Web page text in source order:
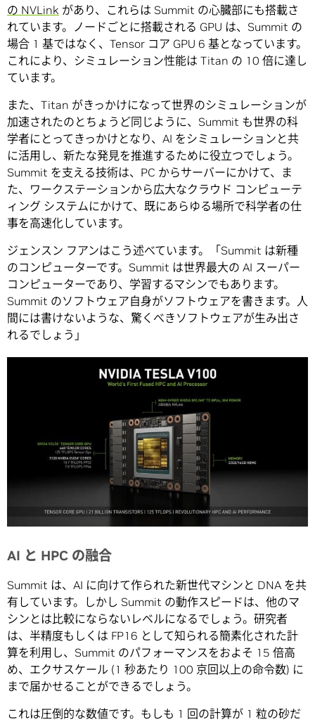
の NVLink があり、これらは Summit の心臓部にも搭載さ
れています。ノードごとに搭載される GPU は、Summit の
場合 1 基ではなく、Tensor コア GPU 6 基となっています。
これにより、シミュレーション性能は Titan の 10 倍に達し
ています。
また、Titan がきっかけになって世界のシミュレーションが
加速されたのとちょうど同じように、Summit も世界の科
学者にとってきっかけとなり、AI をシミュレーションと共
に活用し、新たな発見を推進するために役立つでしょう。
Summit を支える技術は、PC からサーバーにかけて、ま
た、ワークステーションから広大なクラウド コンピューテ
ィング システムにかけて、既にあらゆる場所で科学者の仕
事を高速化しています。
ジェンスン フアンはこう述べています。「Summit は新種
のコンピューターです。Summit は世界最大の AI スーパー
コンピューターであり、学習するマシンでもあります。
Summit のソフトウェア自身がソフトウェアを書きます。人
間には書けないような、驚くべきソフトウェアが生み出さ
れるでしょう」
AI と HPC の融合
Summit は、AI に向けて作られた新世代マシンと DNA を共
有しています。しかし Summit の動作スピードは、他のマ
シンとは比較にならないレベルになるでしょう。研究者
は、半精度もしくは FP16 として知られる簡素化された計
算を利用し、Summit のパフォーマンスをおよそ 15 倍高
め、エクサスケール (1 秒あたり 100 京回以上の命令数) に
まで届かせることができるでしょう。
これは圧倒的な数値です。もしも 1 回の計算が 1 粒の砂だ